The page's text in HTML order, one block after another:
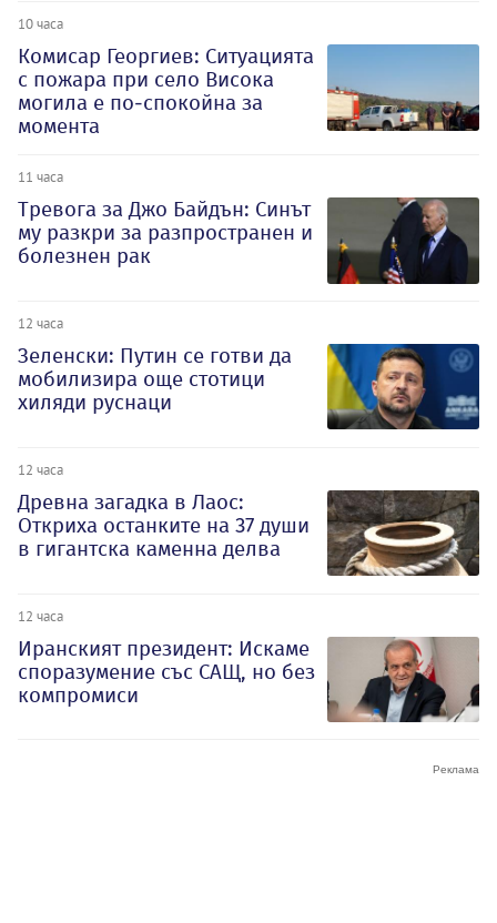
10 часа
Комисар Георгиев: Ситуацията
с пожара при село Висока
могила е по-спокойна за
момента
11 часа
Тревога за Джо Байдън: Синът
му разкри за разпространен и
болезнен рак
12 часа
Зеленски: Путин се готви да
мобилизира още стотици
хиляди руснаци
12 часа
Древна загадка в Лаос:
Откриха останките на 37 души
в гигантска каменна делва
12 часа
Иранският президент: Искаме
споразумение със САЩ, но без
компромиси